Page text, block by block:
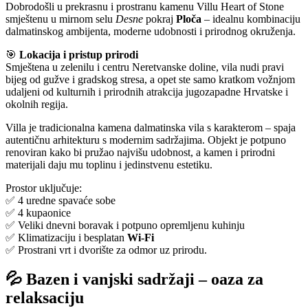
Dobrodošli u prekrasnu i prostranu kamenu Villu Heart of Stone
smještenu u mirnom selu Desne pokraj Ploča – idealnu kombinaciju
dalmatinskog ambijenta, moderne udobnosti i prirodnog okruženja.
🎯 Lokacija i pristup prirodi
Smještena u zelenilu i centru Neretvanske doline, vila nudi pravi
bijeg od gužve i gradskog stresa, a opet ste samo kratkom vožnjom
udaljeni od kulturnih i prirodnih atrakcija jugozapadne Hrvatske i
okolnih regija.
Villa je tradicionalna kamena dalmatinska vila s karakterom – spaja
autentičnu arhitekturu s modernim sadržajima. Objekt je potpuno
renoviran kako bi pružao najvišu udobnost, a kamen i prirodni
materijali daju mu toplinu i jedinstvenu estetiku.
Prostor uključuje:
✅ 4 uredne spavaće sobe
✅ 4 kupaonice
✅ Veliki dnevni boravak i potpuno opremljenu kuhinju
✅ Klimatizaciju i besplatan Wi-Fi
✅ Prostrani vrt i dvorište za odmor uz prirodu.
💦 Bazen i vanjski sadržaji – oaza za
relaksaciju